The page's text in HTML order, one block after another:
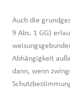
Auch die
9 Abs. 1 GG)
Abhängigkeit
dann, wenn